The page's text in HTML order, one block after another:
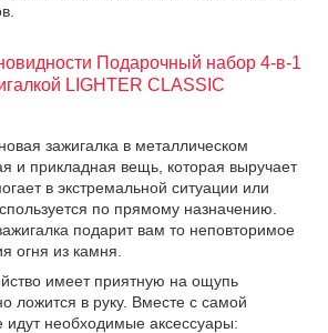
Подарочный набор 4-в-1
LIGHTER CLASSIC
зажигалка в металлическом
и прикладная вещь, которая выручает
в экстремальной ситуации или
по прямому назначению.
подарит вам то неповторимое
огня из камня.
имеет приятную на ощупь
ложится в руку. Вместе с самой
идут необходимые аксессуары: